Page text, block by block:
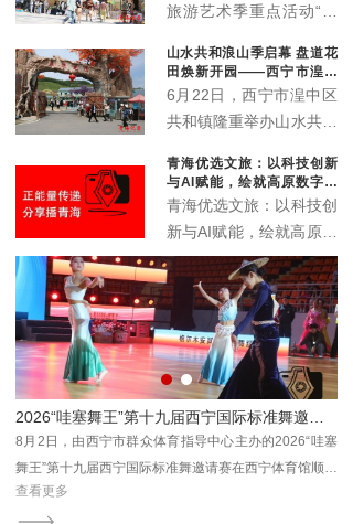
旅游艺术季重点活动“西
象城启动。活动以“众智
成潮”为主题，联动“雪脉
计划”，汇聚川、藏、
机构，搭建西部青年文化
交流平台。
山水共和浪山季启幕 盘道花
田焕新开园——西宁市湟中
区共和镇农文旅深度融合再
6月22日，西宁市湟中区
共和镇隆重举办山水共和
田开业典礼。全新升级的
盘道花田景区正式对外开
放，众多干部群众、非遗
传承人、文艺爱好者及各
地游客齐聚葱湾村，共赏
花海盛景、共品乡土文
脉、共赴乡村文旅新盛
宴。
青海优选文旅：以科技创新
与AI赋能，绘就高原数字文
旅新画卷
青海优选文旅：以科技创
新与AI赋能，绘就高原数
字文旅新画卷